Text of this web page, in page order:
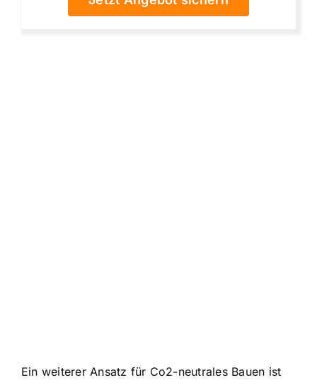
Ein weiterer Ansatz für Co2-neutrales Bauen ist